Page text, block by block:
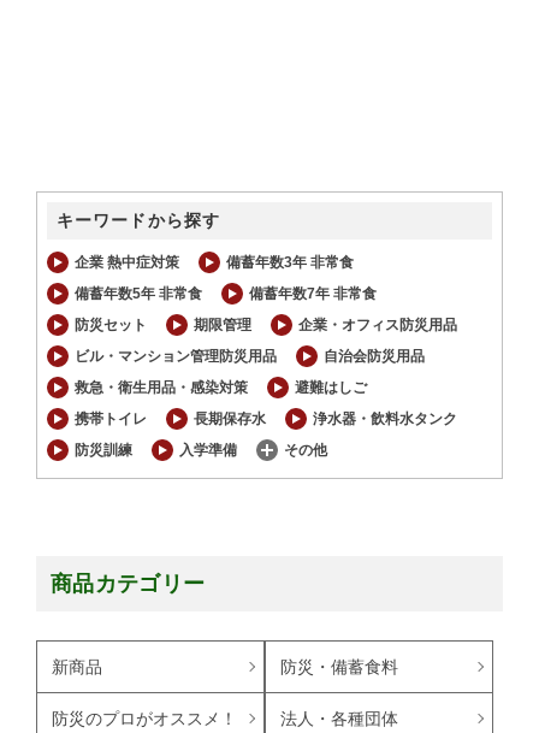
キーワードから探す
企業 熱中症対策
備蓄年数3年 非常食
備蓄年数5年 非常食
備蓄年数7年 非常食
防災セット
期限管理
企業・オフィス防災用品
ビル・マンション管理防災用品
自治会防災用品
救急・衛生用品・感染対策
避難はしご
携帯トイレ
長期保存水
浄水器・飲料水タンク
防災訓練
入学準備 その他
商品カテゴリー
新商品 防災・備蓄食料
防災のプロがオススメ！ 法人・各種団体